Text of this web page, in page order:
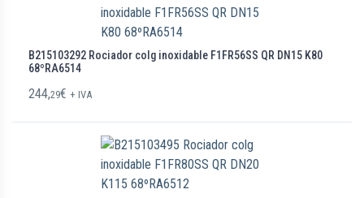
B215103292 Rociador colg inoxidable F1FR56SS QR DN15 K80
68ºRA6514
244,29€ + IVA